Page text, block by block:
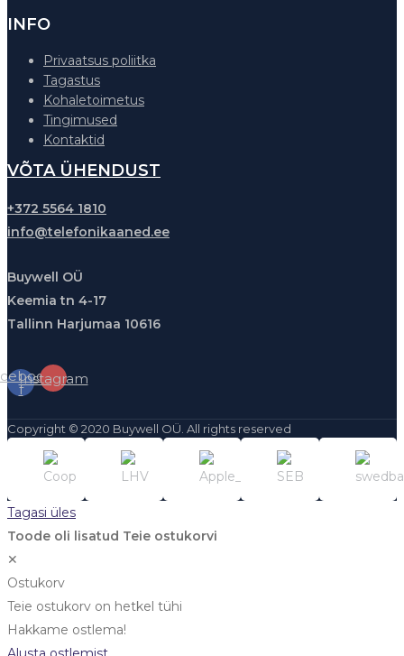
INFO
Privaatsus poliitka
Tagastus
Kohaletoimetus
Tingimused
Kontaktid
VÕTA ÜHENDUST
+372 5564 1810
info@telefonikaaned.ee
Buywell OÜ
Keemia tn 4-17
Tallinn Harjumaa 10616
f
Instagram
Copyright © 2020 Buywell OÜ. All rights reserved
Tagasi üles
Toode oli lisatud Teie ostukorvi
✕
Ostukorv
Teie ostukorv on hetkel tühi
Hakkame ostlema!